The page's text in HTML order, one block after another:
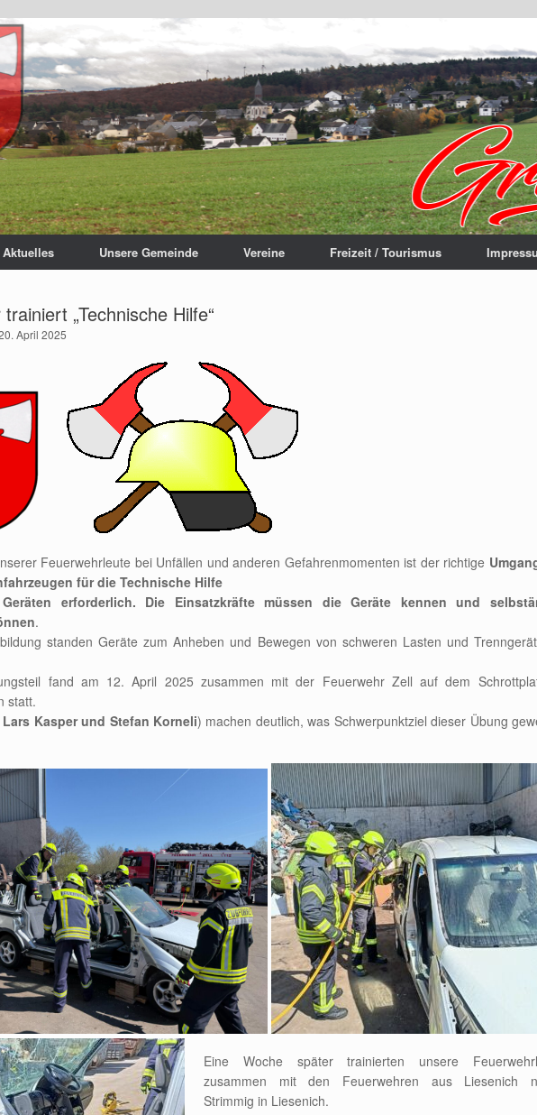
Aktuelles Unsere Gemeinde Vereine Freizeit / Tourismus
„Technische Hilfe“
April 2025
Feuerwehrleute bei Unfällen und anderen Gefahrenmomenten ist der richtige
für die Technische Hilfe
erforderlich. Die Einsatzkräfte müssen die Geräte kennen und
.
standen Geräte zum Anheben und Bewegen von schweren Lasten und
fand am 12. April 2025 zusammen mit der Feuerwehr Zell auf dem
statt.
Lars Kasper und Stefan Korneli) machen deutlich, was Schwerpunktziel dieser Übung
Eine Woche später trainierten unsere
zusammen mit den Feuerwehren aus Liesenich
Strimmig in Liesenich.